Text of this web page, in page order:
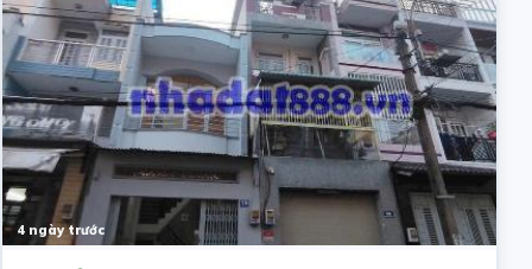
4 ngày trước